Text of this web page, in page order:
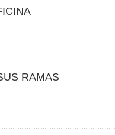
RAMAS